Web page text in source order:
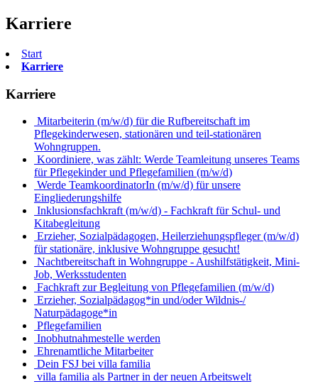
Karriere
Start
Karriere
Karriere
Mitarbeiterin (m/w/d) für die Rufbereitschaft im
Pflegekinderwesen, stationären und teil-stationären
Wohngruppen.
Koordiniere, was zählt: Werde Teamleitung unseres Teams
für Pflegekinder und Pflegefamilien (m/w/d)
Werde TeamkoordinatorIn (m/w/d) für unsere
Eingliederungshilfe
Inklusionsfachkraft (m/w/d) - Fachkraft für Schul- und
Kitabegleitung
Erzieher, Sozialpädagogen, Heilerziehungspfleger (m/w/d)
für stationäre, inklusive Wohngruppe gesucht!
Nachtbereitschaft in Wohngruppe - Aushilfstätigkeit, Mini-
Job, Werksstudenten
Fachkraft zur Begleitung von Pflegefamilien (m/w/d)
Erzieher, Sozialpädagog*in und/oder Wildnis-/
Naturpädagoge*in
Pflegefamilien
Inobhutnahmestelle werden
Ehrenamtliche Mitarbeiter
Dein FSJ bei villa familia
villa familia als Partner in der neuen Arbeitswelt